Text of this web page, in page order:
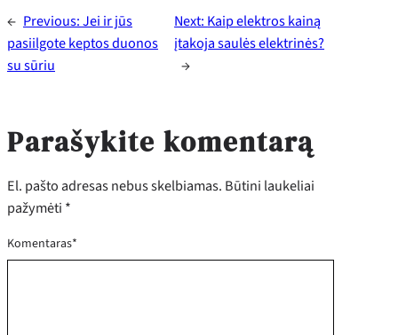
← Previous:Jei ir jūs
pasiilgote keptos duonos
su sūriu
Next: Kaip elektros kainą
įtakoja saulės elektrinės?
→
Parašykite komentarą
El. pašto adresas nebus skelbiamas. Būtini laukeliai
pažymėti *
Komentaras*